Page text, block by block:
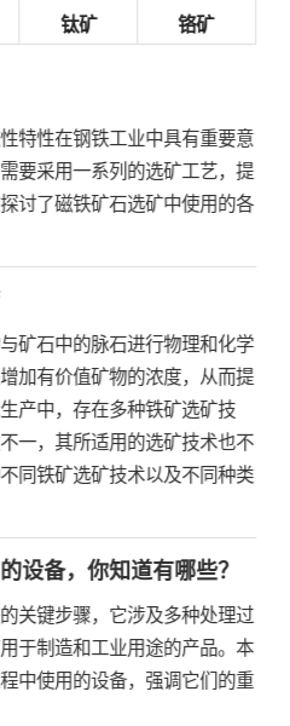
钛矿 铬矿
特性在钢铁工业中具有重要意
要采用一系列的选矿工艺，提
讨了磁铁矿石选矿中使用的各
矿石中的脉石进行物理和化学
加有价值矿物的浓度，从而提
产中，存在多种铁矿选矿技
一，其所适用的选矿技术也不
同铁矿选矿技术以及不同种类
设备，你知道有哪些？
关键步骤，它涉及多种处理过
于制造和工业用途的产品。本
中使用的设备，强调它们的重